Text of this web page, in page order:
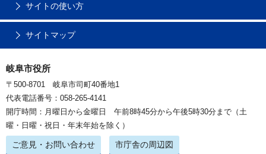
サイトの使い方
サイトマップ
岐阜市役所
〒500-8701 岐阜市司町40番地1
代表電話番号：058-265-4141
開庁時間：月曜日から金曜日 午前8時45分から午後5時30分まで（土
曜・日曜・祝日・年末年始を除く）
ご意見・お問い合わせ 市庁舎の周辺図